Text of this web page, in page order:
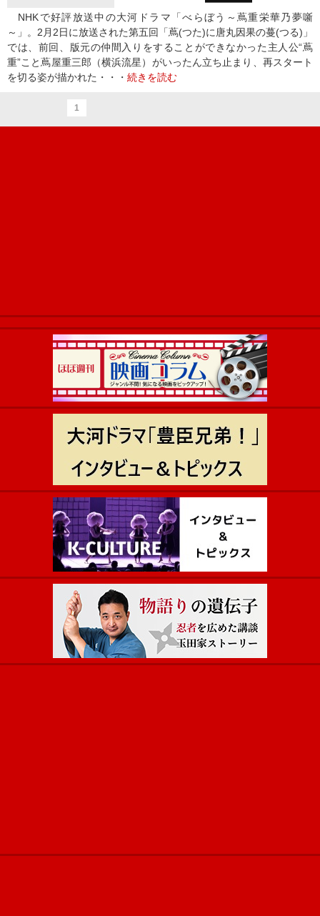
NHKで好評放送中の大河ドラマ「べらぼう～蔦重栄華乃夢噺
～」。2月2日に放送された第五回「蔦(つた)に唐丸因果の蔓(つる)」
では、前回、版元の仲間入りをすることができなかった主人公“蔦
重”こと蔦屋重三郎（横浜流星）がいったん立ち止まり、再スタート
を切る姿が描かれた・・・ 続きを読む
1